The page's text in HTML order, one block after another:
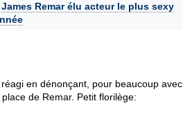
James Remar élu acteur le plus sexy
en dénonçant, pour beaucoup avec
de Remar. Petit florilège: